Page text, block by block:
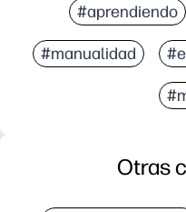
#aprendiendo
#manualidad
Otras